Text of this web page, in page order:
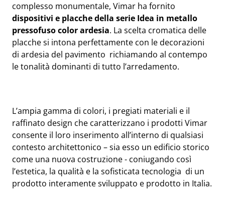
complesso monumentale, Vimar ha fornito
dispositivi e placche della serie Idea in metallo
pressofuso color ardesia. La scelta cromatica delle
placche si intona perfettamente con le decorazioni
di ardesia del pavimento richiamando al contempo
le tonalità dominanti di tutto l’arredamento.
L’ampia gamma di colori, i pregiati materiali e il
raffinato design che caratterizzano i prodotti Vimar
consente il loro inserimento all’interno di qualsiasi
contesto architettonico – sia esso un edificio storico
come una nuova costruzione - coniugando così
l’estetica, la qualità e la sofisticata tecnologia di un
prodotto interamente sviluppato e prodotto in Italia.